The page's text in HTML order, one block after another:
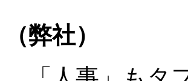
（弊社）